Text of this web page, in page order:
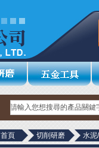
首頁 切削研磨 水泥